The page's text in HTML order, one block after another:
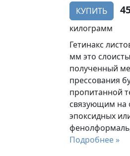
КУПИТЬ
килограмм
Гетинакс
мм это
полученный
прессования
пропитанной
связующим на
эпоксидных
Подробнее »